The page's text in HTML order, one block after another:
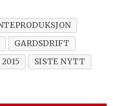
GARDSDRIFT
2015 SISTE NYTT